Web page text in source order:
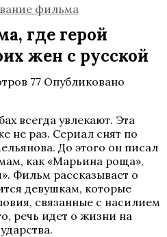
фильма
где герой
жен с русской
77 Опубликовано
всегда увлекают. Эта
не раз. Сериал снят по
До этого он писал
как «Марьина роща»,
Фильм рассказывает о
девушкам, которые
связанные с насилием
речь идет о жизни на